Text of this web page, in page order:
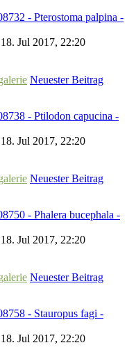
- Pterostoma palpina -
Jul 2017, 22:20
Neuester Beitrag
- Ptilodon capucina -
Jul 2017, 22:20
Neuester Beitrag
- Phalera bucephala -
Jul 2017, 22:20
Neuester Beitrag
- Stauropus fagi -
Jul 2017, 22:20